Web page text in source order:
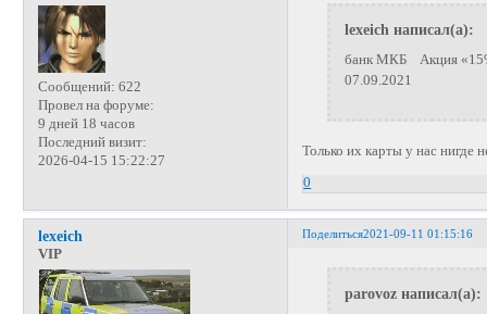
Сообщений: 622
Провел на форуме:
9 дней 18 часов
Последний визит:
2026-04-15 15:22:27
lexeich написал(а):
банк МКБ Акция «15%
07.09.2021
Только их карты у нас нигде
0
Поделиться2021-09-11 01:15:16
lexeich
VIP
parovoz написал(а):